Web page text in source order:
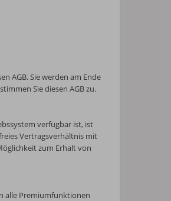
AGB. Sie werden am Ende
Sie diesen AGB zu.
verfügbar ist, ist
Vertragsverhältnis mit
zum Erhalt von
alle Premiumfunktionen